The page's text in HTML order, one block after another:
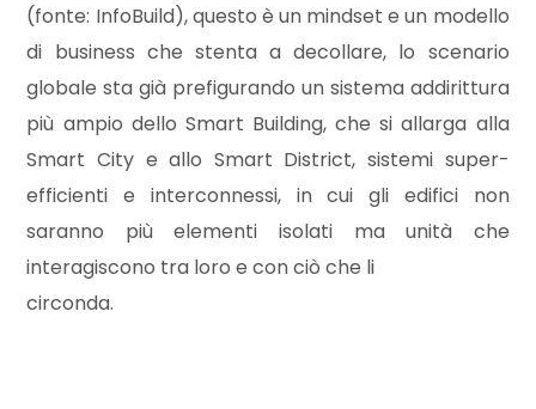
(fonte: InfoBuild), questo è un mindset e un modello
di business che stenta a decollare, lo scenario
globale sta già prefigurando un sistema addirittura
più ampio dello Smart Building, che si allarga alla
Smart City e allo Smart District, sistemi super-
efficienti e interconnessi, in cui gli edifici non
saranno più elementi isolati ma unità che
interagiscono tra loro e con ciò che li
circonda.
Altre
opzioni
-
multiscelta